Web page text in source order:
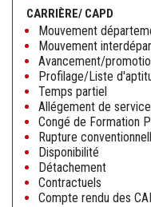
CARRIÈRE/ CAPD
Mouvement
Mouvement
Avancement/
Profilage/Liste
Temps partiel
Allégement de service
Congé de Formation
Rupture
Disponibilité
Détachement
Contractuels
Compte rendu des